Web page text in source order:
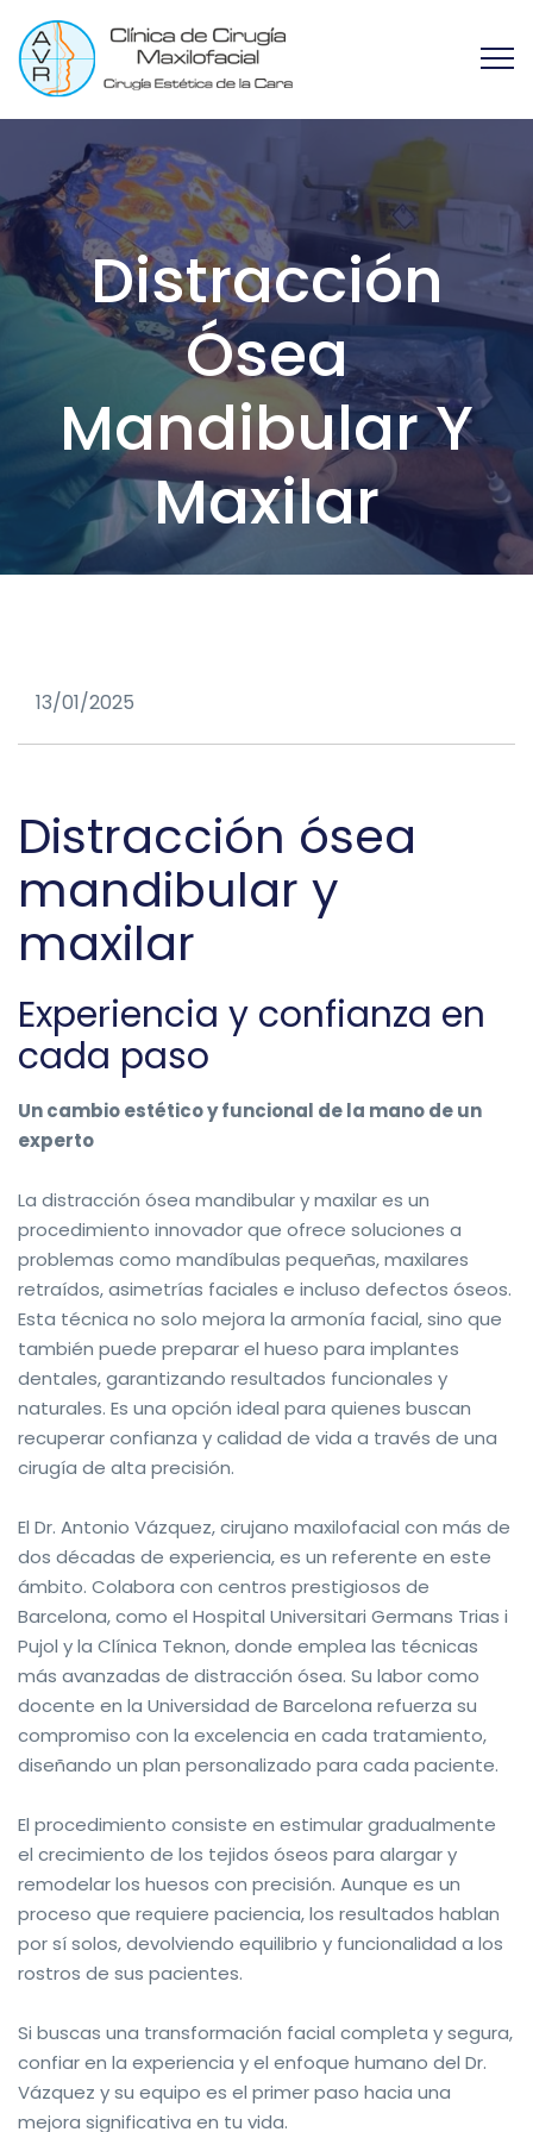
Distracción
Ósea
Mandibular Y
Maxilar
13/01/2025
Distracción ósea
mandibular y
maxilar
Experiencia y confianza en
cada paso
Un cambio estético y funcional de la mano de un
experto
La distracción ósea mandibular y maxilar es un
procedimiento innovador que ofrece soluciones a
problemas como mandíbulas pequeñas, maxilares
retraídos, asimetrías faciales e incluso defectos óseos.
Esta técnica no solo mejora la armonía facial, sino que
también puede preparar el hueso para implantes
dentales, garantizando resultados funcionales y
naturales. Es una opción ideal para quienes buscan
recuperar confianza y calidad de vida a través de una
cirugía de alta precisión.
El Dr. Antonio Vázquez, cirujano maxilofacial con más de
dos décadas de experiencia, es un referente en este
ámbito. Colabora con centros prestigiosos de
Barcelona, como el Hospital Universitari Germans Trias i
Pujol y la Clínica Teknon, donde emplea las técnicas
más avanzadas de distracción ósea. Su labor como
docente en la Universidad de Barcelona refuerza su
compromiso con la excelencia en cada tratamiento,
diseñando un plan personalizado para cada paciente.
El procedimiento consiste en estimular gradualmente
el crecimiento de los tejidos óseos para alargar y
remodelar los huesos con precisión. Aunque es un
proceso que requiere paciencia, los resultados hablan
por sí solos, devolviendo equilibrio y funcionalidad a los
rostros de sus pacientes.
Si buscas una transformación facial completa y segura,
confiar en la experiencia y el enfoque humano del Dr.
Vázquez y su equipo es el primer paso hacia una
mejora significativa en tu vida.